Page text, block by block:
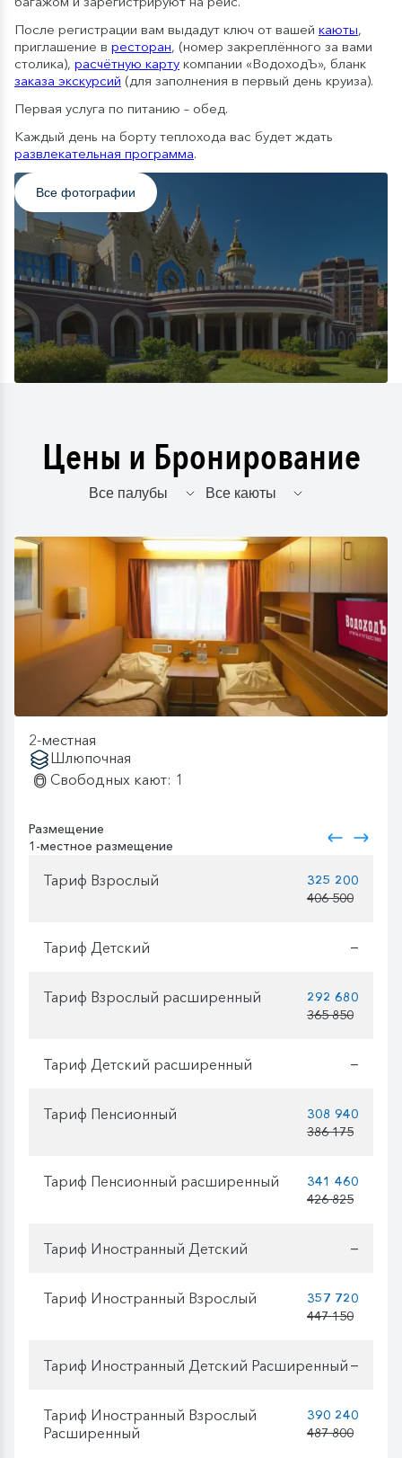
После регистрации вам выдадут ключ от вашей каюты,
приглашение в ресторан, (номер закреплённого за вами
столика), расчётную карту компании «ВодоходЪ», бланк
заказа экскурсий (для заполнения в первый день круиза).
Первая услуга по питанию – обед.
Каждый день на борту теплохода вас будет ждать
развлекательная программа.
Все фотографии
Цены и Бронирование
2-местная
Шлюпочная
Свободных кают: 1
Размещение
1-местное размещение
Тариф Взрослый
325 200
406 500
Тариф Детский —
Тариф Взрослый расширенный
292 680
365 850
Тариф Детский расширенный —
Тариф Пенсионный
308 940
386 175
Тариф Пенсионный расширенный
341 460
426 825
Тариф Иностранный Детский —
Тариф Иностранный Взрослый
357 720
447 150
Тариф Иностранный Детский Расширенный —
Тариф Иностранный Взрослый
Расширенный
390 240
487 800